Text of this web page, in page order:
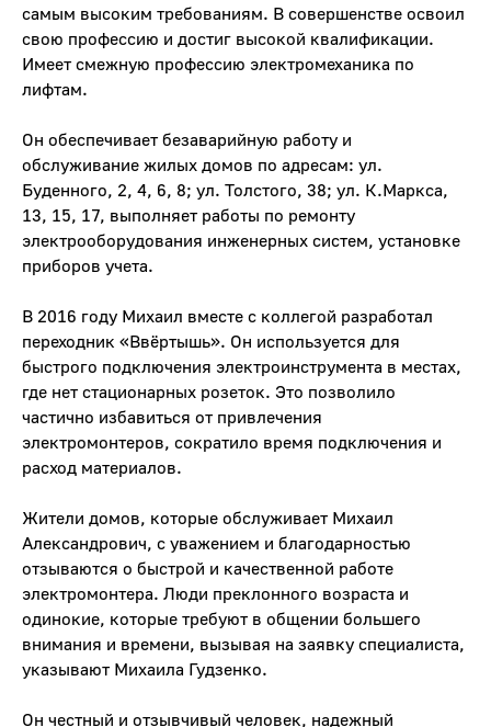
самым высоким требованиям. В совершенстве освоил
свою профессию и достиг высокой квалификации.
Имеет смежную профессию электромеханика по
лифтам.
Он обеспечивает безаварийную работу и
обслуживание жилых домов по адресам: ул.
Буденного, 2, 4, 6, 8; ул. Толстого, 38; ул. К.Маркса,
13, 15, 17, выполняет работы по ремонту
электрооборудования инженерных систем, установке
приборов учета.
В 2016 году Михаил вместе с коллегой разработал
переходник «Ввёртышь». Он используется для
быстрого подключения электроинструмента в местах,
где нет стационарных розеток. Это позволило
частично избавиться от привлечения
электромонтеров, сократило время подключения и
расход материалов.
Жители домов, которые обслуживает Михаил
Александрович, с уважением и благодарностью
отзываются о быстрой и качественной работе
электромонтера. Люди преклонного возраста и
одинокие, которые требуют в общении большего
внимания и времени, вызывая на заявку специалиста,
указывают Михаила Гудзенко.
Он честный и отзывчивый человек, надежный